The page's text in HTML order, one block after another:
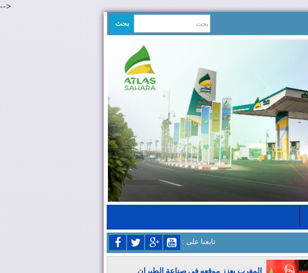
-->
: تابعنا على
المغرب يعزز موقعه في صناعة الطيران